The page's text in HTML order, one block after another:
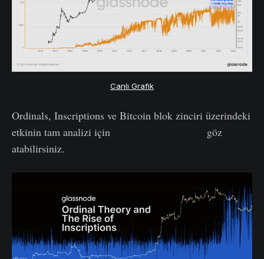
Canlı Grafik
Ordinals, Inscriptions ve Bitcoin blok zinciri üzerindeki
etkinin tam analizi için
göz
atabilirsiniz.